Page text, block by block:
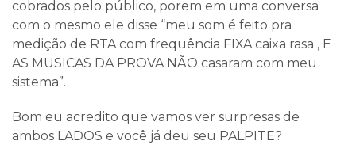
cobrados pelo público, porem em uma conversa
com o mesmo ele disse “meu som é feito pra
medição de RTA com frequência FIXA caixa rasa , E
AS MUSICAS DA PROVA NÃO casaram com meu
sistema”.
Bom eu acredito que vamos ver surpresas de
ambos LADOS e você já deu seu PALPITE?